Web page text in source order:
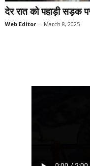
देर रात को पहाड़ी सड़क
Web Editor - March 8, 2025